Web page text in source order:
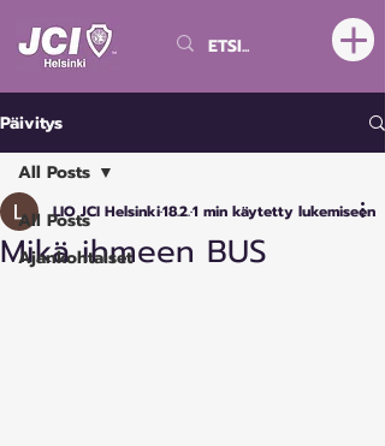
Päivitys
All Posts
Ajankohtaiset
All Posts
Mikä ihmeen BUS
LIO JCI Helsinki18.2.1 min käytetty lukemiseen